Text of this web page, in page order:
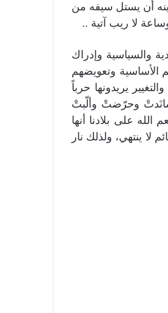
أن يستل سيفه من
لا ريب آتية ..
والسياسية وإدراك
الأساسية وتعويضهم
يريدونها حرباً
وحرّضتْ وألّبتْ
على بلادنا أنها
ينتهي، ولذلك نار